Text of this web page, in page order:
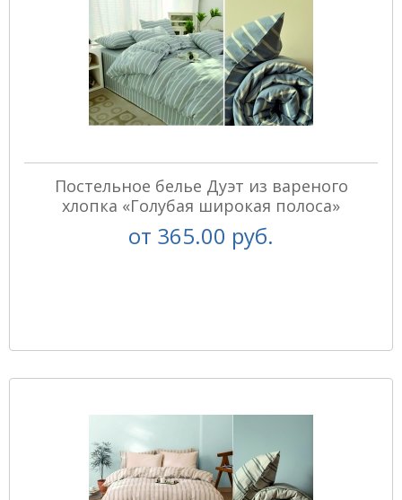
Постельное белье Дуэт из вареного
хлопка «Голубая широкая полоса»
от 365.00 руб.